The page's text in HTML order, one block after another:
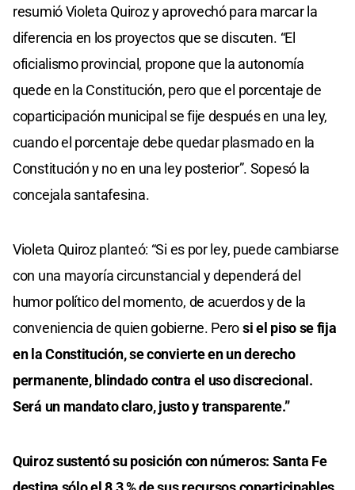
resumió Violeta Quiroz y aprovechó para marcar la
diferencia en los proyectos que se discuten. “El
oficialismo provincial, propone que la autonomía
quede en la Constitución, pero que el porcentaje de
coparticipación municipal se fije después en una ley,
cuando el porcentaje debe quedar plasmado en la
Constitución y no en una ley posterior”. Sopesó la
concejala santafesina.
Violeta Quiroz planteó: “Si es por ley, puede cambiarse
con una mayoría circunstancial y dependerá del
humor político del momento, de acuerdos y de la
conveniencia de quien gobierne. Perosi el piso se fija
en la Constitución, se convierte en un derecho
permanente, blindado contra el uso discrecional.
Será un mandato claro, justo y transparente.”
Quiroz sustentó su posición con números: Santa Fe